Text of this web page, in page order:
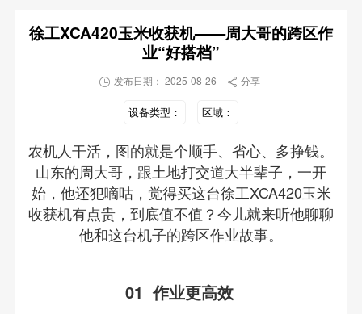
徐工XCA420玉米收获机——周大哥的跨区作
业“好搭档”
 发布日期： 2025-08-26  分享
设备类型： 区域：
农机人干活，图的就是个顺手、省心、多挣钱。
山东的周大哥，跟土地打交道大半辈子，一开
始，他还犯嘀咕，觉得买这台徐工XCA420玉米
收获机有点贵，到底值不值？今儿就来听他聊聊
他和这台机子的跨区作业故事。
01 作业更高效